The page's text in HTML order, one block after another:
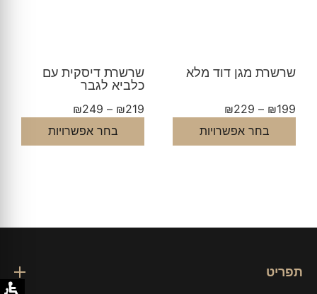
שרשרת מגן דוד מלא
₪199
–
₪229
בחר אפשרויות
שרשרת דיסקית עם
כלביא לגבר
₪219
–
₪249
בחר אפשרויות
תפריט